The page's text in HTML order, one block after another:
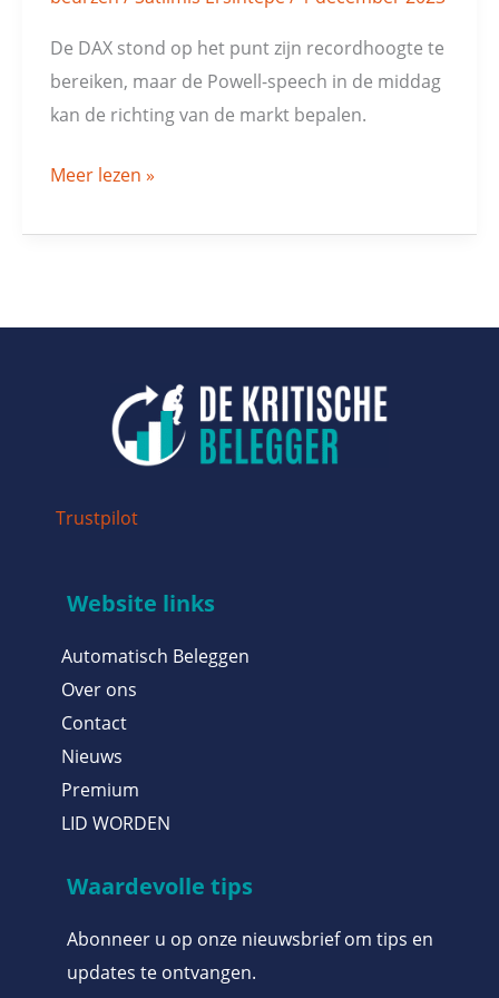
De DAX stond op het punt zijn recordhoogte te
bereiken, maar de Powell-speech in de middag
kan de richting van de markt bepalen.
Meer lezen »
Trustpilot
Website links
Automatisch Beleggen
Over ons
Contact
Nieuws
Premium
LID WORDEN
Waardevolle tips
Abonneer u op onze nieuwsbrief om tips en
updates te ontvangen.